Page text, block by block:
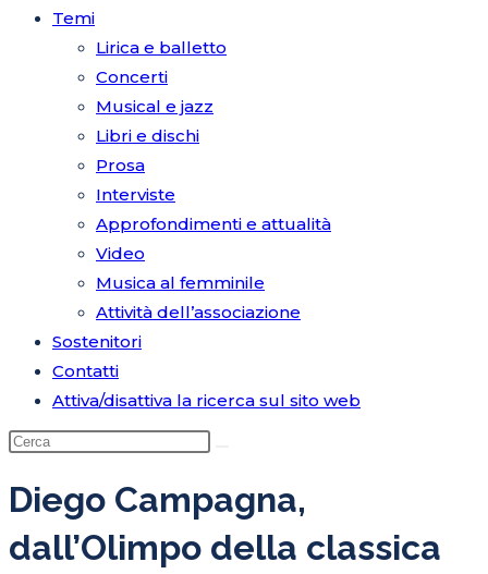
Temi
Lirica e balletto
Concerti
Musical e jazz
Libri e dischi
Prosa
Interviste
Approfondimenti e attualità
Video
Musica al femminile
Attività dell’associazione
Sostenitori
Contatti
Attiva/disattiva la ricerca sul sito web
Diego Campagna,
dall’Olimpo della classica